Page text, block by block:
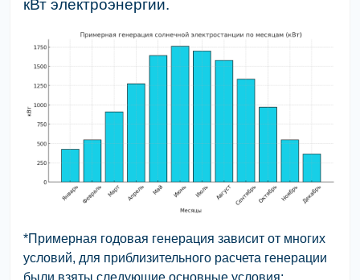
кВт электроэнергии.
*Примерная годовая генерация зависит от многих
условий, для приблизительного расчета генерации
были взяты следующие основные условия: